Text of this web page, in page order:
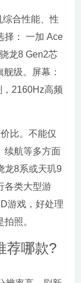
合性能、性
择： 一加 Ace
龙8 Gen2芯
级。屏幕：
2160Hz高频
比。不能仅
续航等多方面
龙8系或天玑9
各类大型游
游戏，好处理
照。
荐哪款?